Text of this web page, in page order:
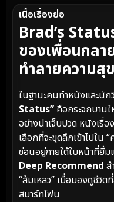
เนื้อเรื่องย่อ
Brad’s
ของเพื่อนกลา
ทำลายความสุข
ในฐานะคนทำหนังและนั
Status” คือกระจกบาน
อย่างน่าเจ็บปวด หนังเรื่อ
เลือกที่จะขุดลึกเข้าไปใน
ซ่อนอยู่ภายใต้ใบหน้าที่ยิ้
Deep Recommend ส
“ล้มเหลว” เมื่อมองดูชี
สมาร์ทโฟน